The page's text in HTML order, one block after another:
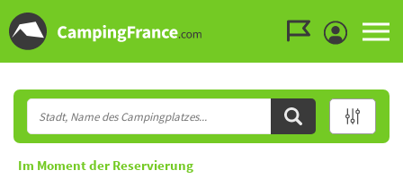
Im Moment der Reservierung